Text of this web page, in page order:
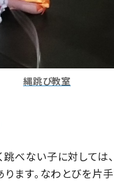
縄跳び教室
べない子に対しては
ります。なわとびを片